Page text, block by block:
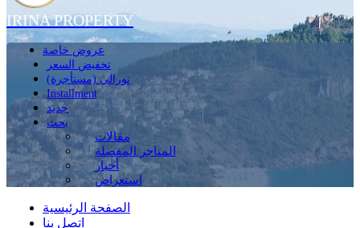
IRINA PROPERTY
عروض خاصة
تخفيض السعر
تورالي (مستأجرة)
Installment
جديد
بحث
مقالات
المتاجر المفضلة
أخبار
استعراض
الصفحة الرئيسية
اتصل بنا